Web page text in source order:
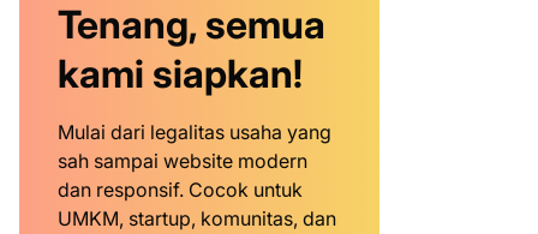
Tenang, semua
kami siapkan!
Mulai dari legalitas usaha yang
sah sampai website modern
dan responsif. Cocok untuk
UMKM, startup, komunitas, dan